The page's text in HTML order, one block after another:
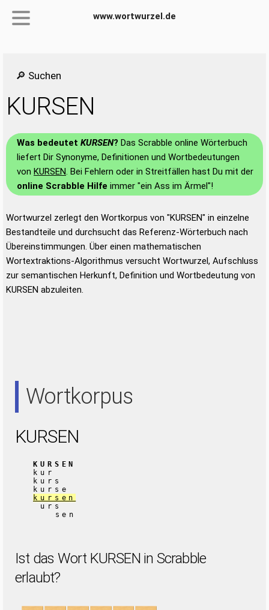
www.wortwurzel.de
🔎 Suchen
KURSEN
Was bedeutet KURSEN? Das Scrabble online Wörterbuch
liefert Dir Synonyme, Definitionen und Wortbedeutungen
von KURSEN. Bei Fehlern oder in Streitfällen hast Du mit der
online Scrabble Hilfe immer "ein Ass im Ärmel"!
Wortwurzel zerlegt den Wortkorpus von "KURSEN" in einzelne
Bestandteile und durchsucht das Referenz-Wörterbuch nach
Übereinstimmungen. Über einen mathematischen
Wortextraktions-Algorithmus versucht Wortwurzel, Aufschluss
zur semantischen Herkunft, Definition und Wortbedeutung von
KURSEN abzuleiten.
Wortkorpus
KURSEN
KURSEN
kur
kurs
kurse
kursen
urs
sen
Ist das Wort KURSEN in Scrabble
erlaubt?